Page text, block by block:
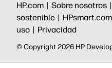
HP.com | Sobre nosotros |
sostenible |
uso | Privacidad
©️ Copyright 2026 HP